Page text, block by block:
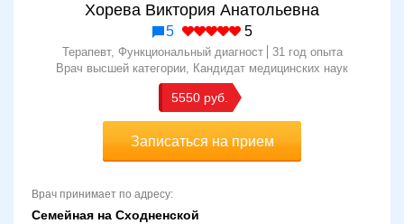
Хорева Виктория Анатольевна
5 5
Терапевт, Функциональный диагност
31 год опыта
Врач высшей категории
Кандидат медицинских наук
5550
Записаться на прием
Врач принимает по адресу:
Семейная на Сходненской